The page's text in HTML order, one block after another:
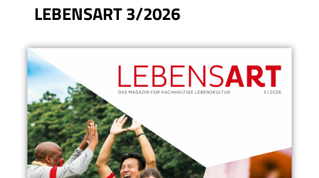
LEBENSART 3/2026